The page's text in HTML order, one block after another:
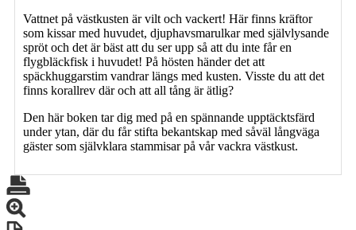
Vattnet på västkusten är vilt och vackert! Här finns kräftor
som kissar med huvudet, djuphavsmarulkar med självlysande
spröt och det är bäst att du ser upp så att du inte får en
flygbläckfisk i huvudet! På hösten händer det att
späckhuggarstim vandrar längs med kusten. Visste du att det
finns korallrev där och att all tång är ätlig?
Den här boken tar dig med på en spännande upptäcktsfärd
under ytan, där du får stifta bekantskap med såväl långväga
gäster som självklara stammisar på vår vackra västkust.